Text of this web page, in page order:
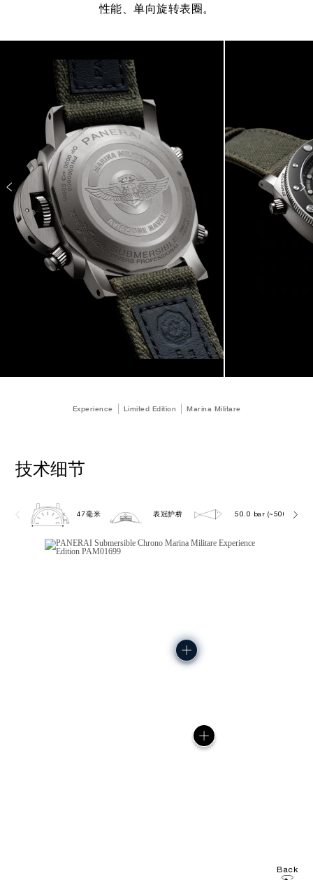
性能、单向旋转表圈。
Image
Experience Limited Edition Marina Militare
技术细节
47毫米 表冠护桥 50.0 bar (~500.0
Back